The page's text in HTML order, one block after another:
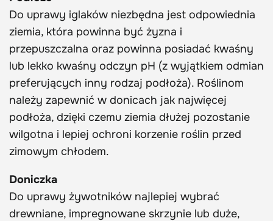
Do uprawy iglaków niezbędna jest odpowiednia
ziemia, która powinna być żyzna i
przepuszczalna oraz powinna posiadać kwaśny
lub lekko kwaśny odczyn pH (z wyjątkiem odmian
preferujących inny rodzaj podłoża). Roślinom
należy zapewnić w donicach jak najwięcej
podłoża, dzięki czemu ziemia dłużej pozostanie
wilgotna i lepiej ochroni korzenie roślin przed
zimowym chłodem.
Doniczka
Do uprawy żywotników najlepiej wybrać
drewniane, impregnowane skrzynie lub duże,